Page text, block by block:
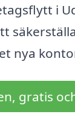
i
nya
gratis